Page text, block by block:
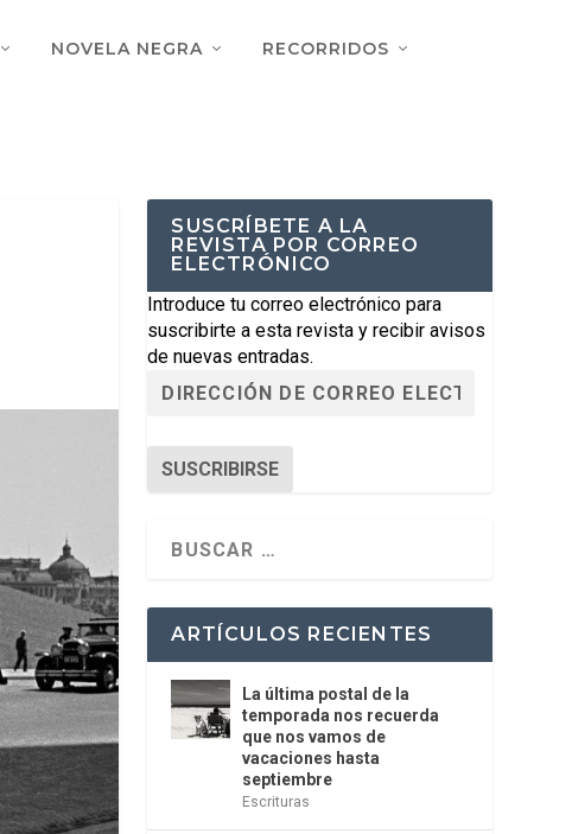
NOVELA NEGRA RECORRIDOS
SUSCRÍBETE A LA
REVISTA POR CORREO
ELECTRÓNICO
Introduce tu correo electrónico para
suscribirte a esta revista y recibir avisos
de nuevas entradas.
SUSCRIBIRSE
ARTÍCULOS RECIENTES
La última postal de la
temporada nos recuerda
que nos vamos de
vacaciones hasta
septiembre
Escrituras